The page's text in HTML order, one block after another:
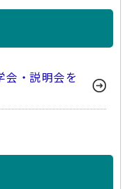
会・説明会を